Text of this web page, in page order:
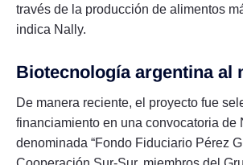
través de la producción de alimentos
indica Nally.
Biotecnología argentina al
De manera reciente, el proyecto fue
financiamiento en una convocatoria de
denominada “Fondo Fiduciario Pérez